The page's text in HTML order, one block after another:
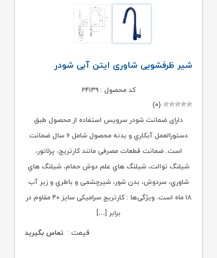
شیر ظرفشویی شاوری ایتن آبی شودر
کد محصول : ۲۴۱۳۹
(۰)
دارای ضمانت شودر سرویس استفاده از محصول طبق
دستورالعمل آبکاري و بدنه محصول شامل ۶ سال ضمانت
است. ضمانت قطعات مصرفی مانند کارتریج، پرلاتور،
شیلنگ توالت، شیلنگ هاي علم دوش حمام، شیلنگ هاي
شاوري، سردوش، بدن شور، شیرچشمی و باطري و زیر آب
۱۸ ماه است. ویژگی‌ها : کارتریج سرامیکی سایز ۴۰ مقاوم در
برابر […]
قیمت : تماس بگیرید